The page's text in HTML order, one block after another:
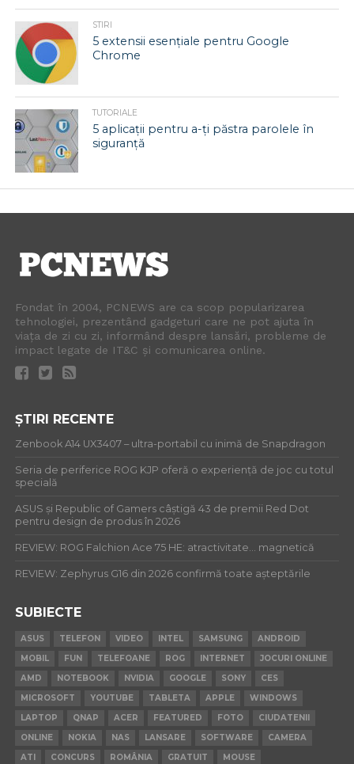
STIRI
5 extensii esențiale pentru Google
Chrome
TUTORIALE
5 aplicații pentru a-ți păstra parolele în
siguranță
Fondat în 2004, PCNEWS are ca scop popularizarea
tehnologiei, prezentând gadgeturi care ne pot ajuta în
viața de zi cu zi, informând despre lansări, probleme de
impact legate de IT&C și comunicarea online.
ȘTIRI RECENTE
Zenbook A14 UX3407 – ultra-portabil cu inimă de Snapdragon
Seria de periferice ROG KJP oferă o experiență de joc cu totul
specială
ASUS și Republic of Gamers câștigă 43 de premii Red Dot
pentru design de produs în 2026
REVIEW: ROG Falchion Ace 75 HE: atractivitate… magnetică
REVIEW: Zephyrus G16 din 2026 confirmă toate așteptările
SUBIECTE
ASUS TELEFON VIDEO INTEL SAMSUNG
ANDROID
MOBIL
FUN TELEFOANE ROG INTERNET
JOCURI ONLINE
AMD
NOTEBOOK NVIDIA GOOGLE SONY
CES
MICROSOFT
YOUTUBE TABLETA APPLE
WINDOWS
LAPTOP
QNAP ACER FEATURED FOTO
CIUDATENII
ONLINE
NOKIA NAS LANSARE SOFTWARE
CAMERA
ATI
CONCURS ROMÂNIA GRATUIT MOUSE